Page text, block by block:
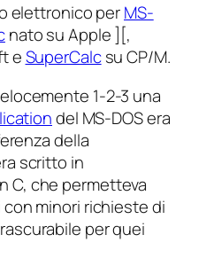
elettronico perMS-
nato su Apple ][,
eSuperCalcsu CP/M.
1-2-3 una
del MS-DOS era
della
scritto in
C, che permetteva
minori richieste di
per quei